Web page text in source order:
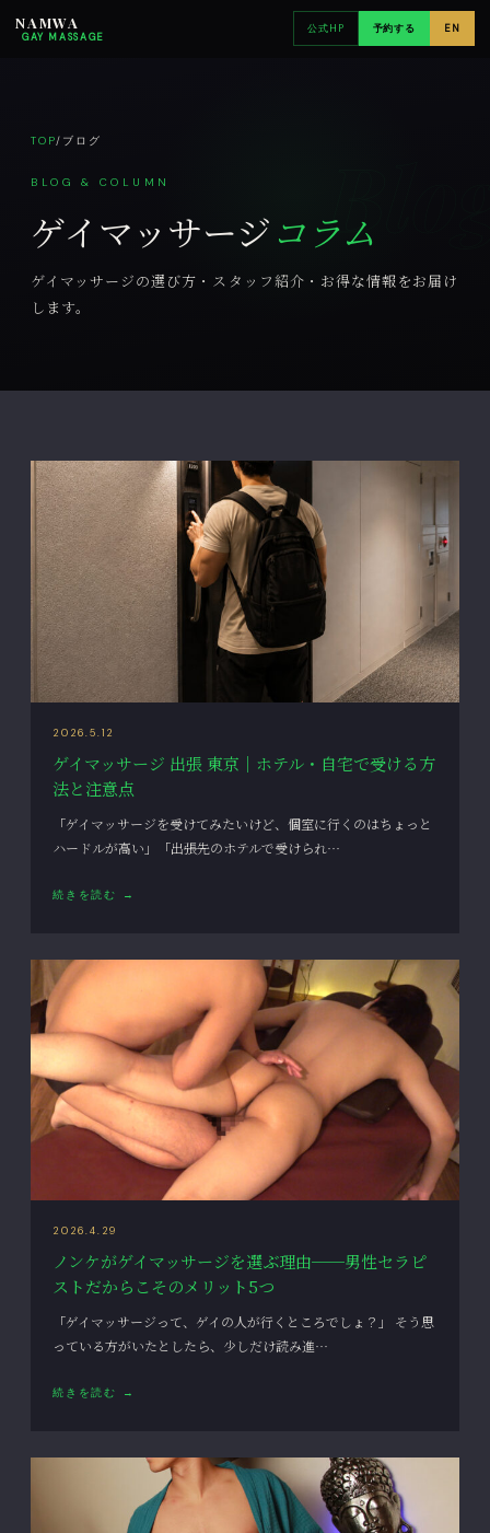
NAMWA
GAY MASSAGE
公式HP 予約する EN
TOP/ ブログ
BLOG & COLUMN
ゲイマッサージ コラム
ゲイマッサージの選び方・スタッフ紹介・お得な情報をお届け
します。
2026.5.12
ゲイマッサージ 出張 東京｜ホテル・自宅で受ける方
法と注意点
「ゲイマッサージを受けてみたいけど、個室に行くのはちょっと
ハードルが高い」「出張先のホテルで受けられ…
続きを読む →
2026.4.29
ノンケがゲイマッサージを選ぶ理由──男性セラピ
ストだからこそのメリット5つ
「ゲイマッサージって、ゲイの人が行くところでしょ？」 そう思
っている方がいたとしたら、少しだけ読み進…
続きを読む →